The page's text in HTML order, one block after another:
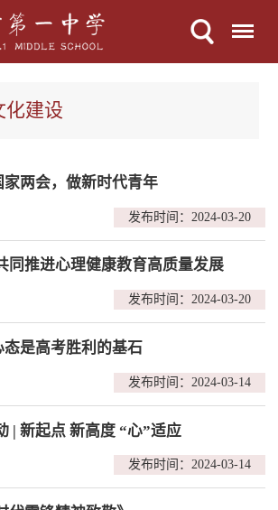
化建设
家两会，做新时代青年
发布时间：2024-03-20
同推进心理健康教育高质量发展
发布时间：2024-03-20
态是高考胜利的基石
发布时间：2024-03-14
| 新起点 新高度 “心”适应
发布时间：2024-03-14